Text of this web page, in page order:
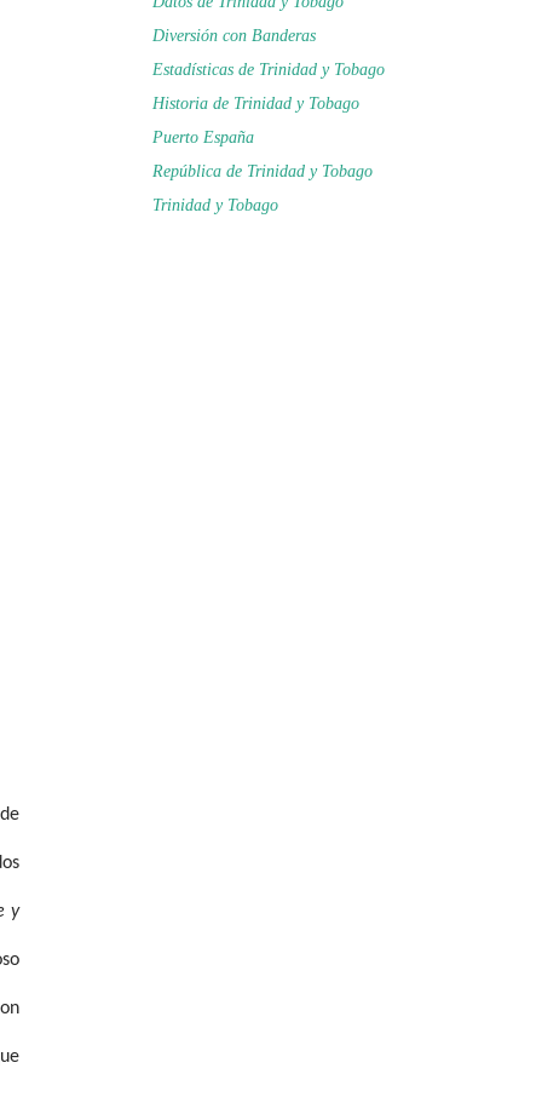
y
Diversión con Banderas
Estadísticas de Trinidad y Tobago
Historia de Trinidad y Tobago
Puerto España
República de Trinidad y Tobago
Trinidad y Tobago